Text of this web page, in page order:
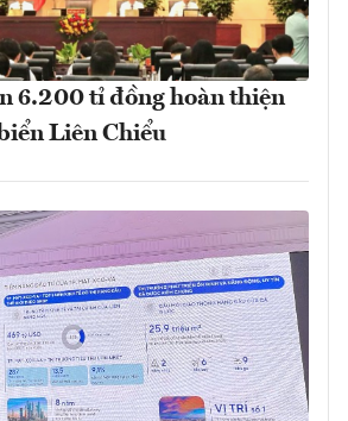
6.200 tỉ đồng hoàn thiện
Liên Chiểu